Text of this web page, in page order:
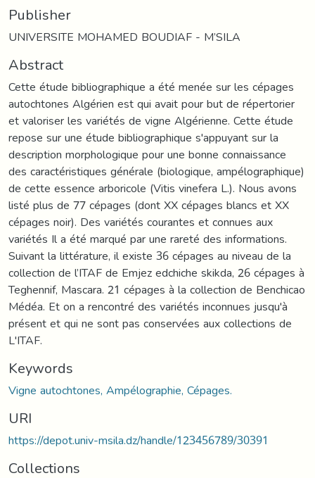
Publisher
UNIVERSITE MOHAMED BOUDIAF - M’SILA
Abstract
Cette étude bibliographique a été menée sur les cépages
autochtones Algérien est qui avait pour but de répertorier
et valoriser les variétés de vigne Algérienne. Cette étude
repose sur une étude bibliographique s'appuyant sur la
description morphologique pour une bonne connaissance
des caractéristiques générale (biologique, ampélographique)
de cette essence arboricole (Vitis vinefera L.). Nous avons
listé plus de 77 cépages (dont XX cépages blancs et XX
cépages noir). Des variétés courantes et connues aux
variétés Il a été marqué par une rareté des informations.
Suivant la littérature, il existe 36 cépages au niveau de la
collection de l’ITAF de Emjez edchiche skikda, 26 cépages à
Teghennif, Mascara. 21 cépages à la collection de Benchicao
Médéa. Et on a rencontré des variétés inconnues jusqu'à
présent et qui ne sont pas conservées aux collections de
L'ITAF.
Keywords
Vigne autochtones, Ampélographie, Cépages.
URI
https://depot.univ-msila.dz/handle/123456789/30391
Collections